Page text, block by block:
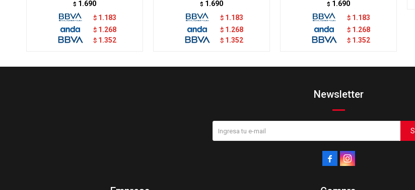
$ 1.690
$ 1.183
$ 1.268
$ 1.352
$ 1.690
$ 1.183
$ 1.268
$ 1.352
$ 1.690
$ 1.183
$ 1.268
$ 1.352
Newsletter
 